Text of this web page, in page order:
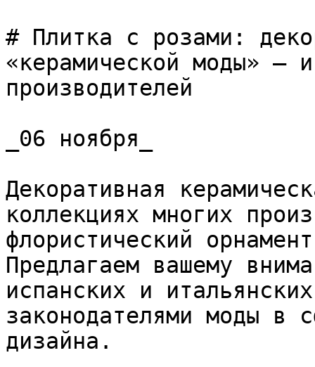
# Плитка с розами:
«керамической моды» –
производителей
_06 ноября_
Декоративная
коллекциях многих
флористический
Предлагаем вашему
испанских и
законодателями моды в
дизайна.